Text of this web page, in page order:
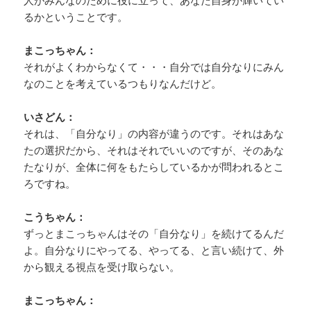
るかということです。
まこっちゃん：
それがよくわからなくて・・・自分では自分なりにみん
なのことを考えているつもりなんだけど。
いさどん：
それは、「自分なり」の内容が違うのです。それはあな
たの選択だから、それはそれでいいのですが、そのあな
たなりが、全体に何をもたらしているかが問われるとこ
ろですね。
こうちゃん：
ずっとまこっちゃんはその「自分なり」を続けてるんだ
よ。自分なりにやってる、やってる、と言い続けて、外
から観える視点を受け取らない。
まこっちゃん：